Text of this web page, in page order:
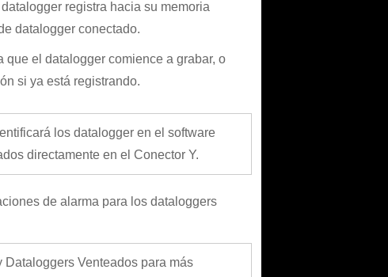
registra hacia su memoria
datalogger conectado.
que el datalogger comience a grabar, o
si ya está registrando.
los datalogger en el software
directamente en el Conector Y.
de alarma para los dataloggers
Venteados para más